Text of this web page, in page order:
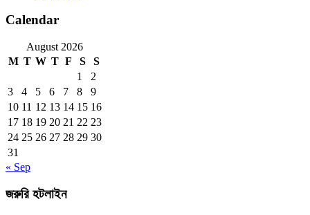
Calendar
August 2026
M T W T F S
S
1
2
3
4 5 6 7 8
9
10 11 12 13 14 15 16
17 18 19 20 21 22 23
24 25 26 27 28 29 30
31
« Sep
জরুরি হটলাইন